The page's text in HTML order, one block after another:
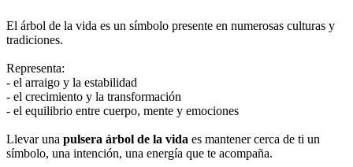
El árbol de la vida es un símbolo presente en numerosas culturas y
tradiciones.
Representa:
- el arraigo y la estabilidad
- el crecimiento y la transformación
- el equilibrio entre cuerpo, mente y emociones
Llevar una pulsera árbol de la vida es mantener cerca de ti un
símbolo, una intención, una energía que te acompaña.